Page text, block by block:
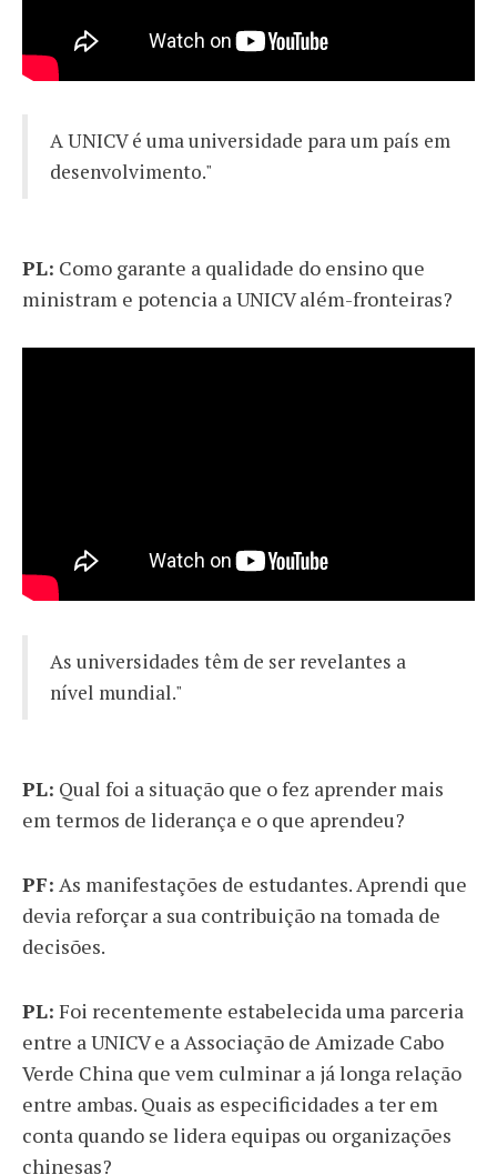
A UNICV é uma universidade para um país em
desenvolvimento."
PL: Como garante a qualidade do ensino que
ministram e potencia a UNICV além-fronteiras?
As universidades têm de ser revelantes a
nível mundial."
PL: Qual foi a situação que o fez aprender mais
em termos de liderança e o que aprendeu?
PF: As manifestações de estudantes. Aprendi que
devia reforçar a sua contribuição na tomada de
decisões.
PL: Foi recentemente estabelecida uma parceria
entre a UNICV e a Associação de Amizade Cabo
Verde China que vem culminar a já longa relação
entre ambas. Quais as especificidades a ter em
conta quando se lidera equipas ou organizações
chinesas?